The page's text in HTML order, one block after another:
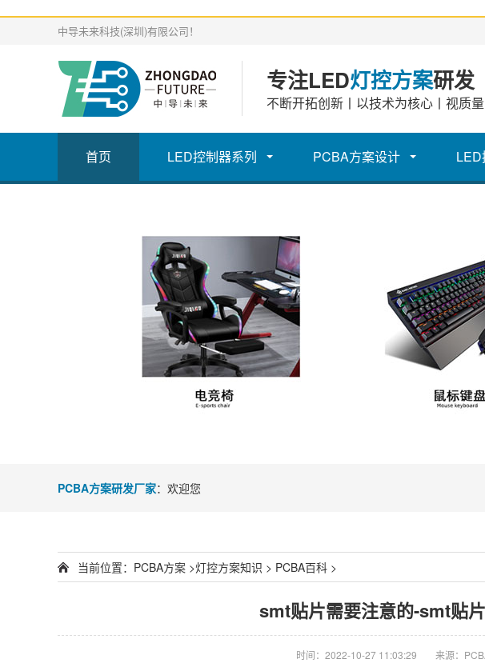
中导未来科技(深圳)有限公司！
专注LED灯控方案研发
不断开拓创新丨以技术为核心丨视质
首页 LED控制器系列 PCBA方案设计
PCBA方案研发厂家：欢迎您
当前位置： PCBA方案 >灯控方案知识 > PCBA百科 >
smt贴片需要注意的-smt贴
时间：2022-10-27 11:03:29 来源：